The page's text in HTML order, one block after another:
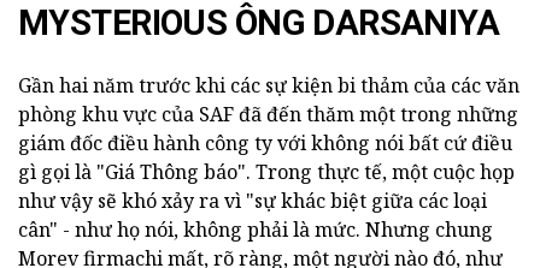
MYSTERIOUS ÔNG DARSANIYA
Gần hai năm trước khi các sự kiện bi thảm của các văn
phòng khu vực của SAF đã đến thăm một trong những
giám đốc điều hành công ty với không nói bất cứ điều
gì gọi là "Giá Thông báo". Trong thực tế, một cuộc họp
như vậy sẽ khó xảy ra vì "sự khác biệt giữa các loại
cân" - như họ nói, không phải là mức. Nhưng chung
Morev firmachi mất, rõ ràng, một người nào đó, như